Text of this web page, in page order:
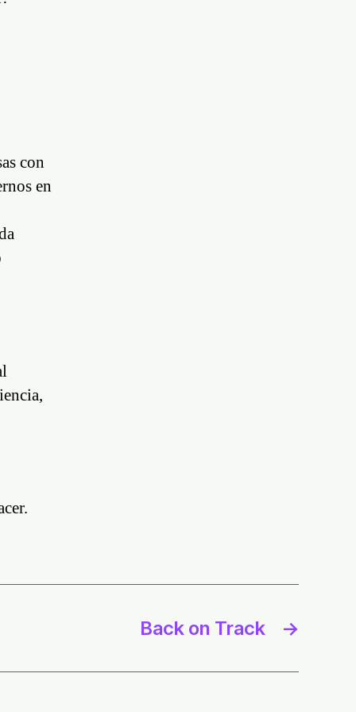
con
en
→
Back on Track